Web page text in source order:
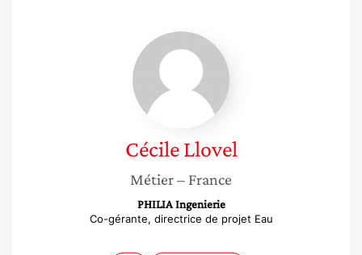
Cécile
Llovel
Cécile Llovel
Métier– France
PHILIA Ingenierie
Co-gérante, directrice de projet Eau